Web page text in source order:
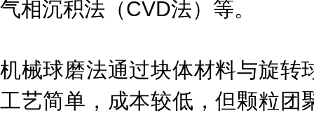
气相沉积法（CVD法）等。
机械球磨法通过块体材料与旋转
工艺简单，成本较低，但颗粒团